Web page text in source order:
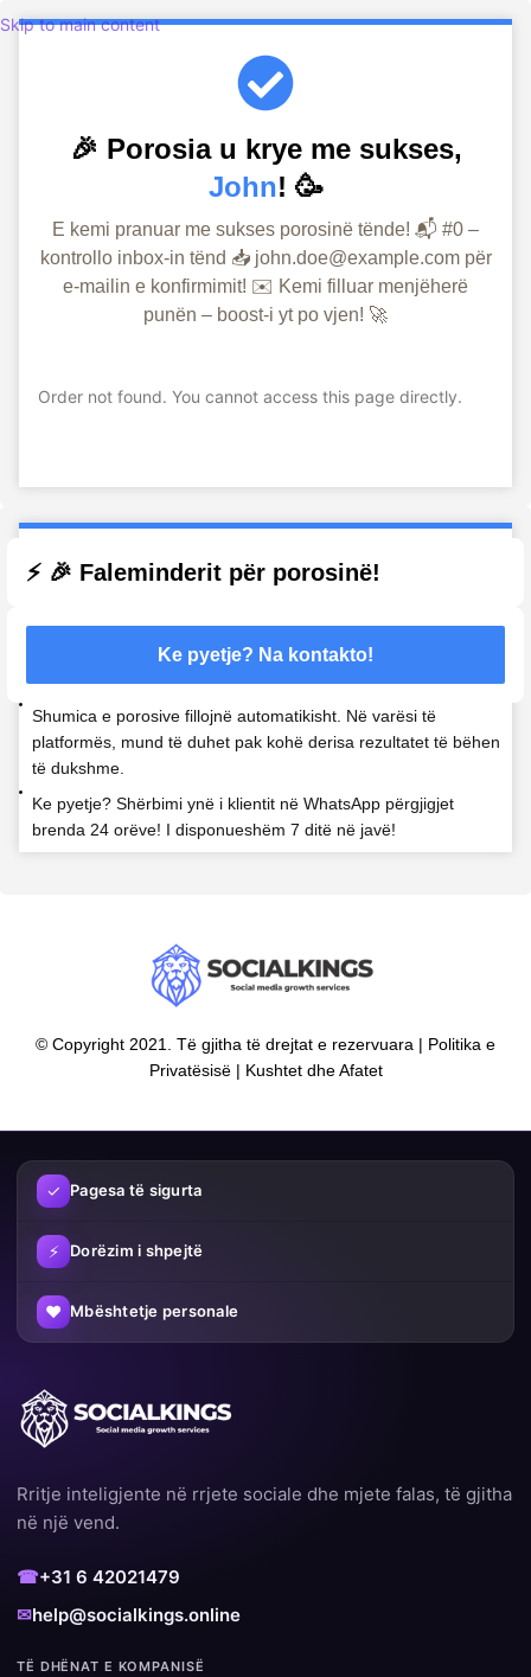
Skip to main content
🎉 Porosia u krye me sukses,
John! 🥳
E kemi pranuar me sukses porosinë tënde! 📬 #0 –
kontrollo inbox-in tënd 📥 john.doe@example.com për
e-mailin e konfirmimit! ✉️ Kemi filluar menjëherë
punën – boost-i yt po vjen! 🚀
Order not found. You cannot access this page directly.
⚡ 🎉 Faleminderit për porosinë!
Ke pyetje? Na kontakto!
Shumica e porosive fillojnë automatikisht. Në varësi të
platformës, mund të duhet pak kohë derisa rezultatet të bëhen
të dukshme.
Ke pyetje? Shërbimi ynë i klientit në WhatsApp përgjigjet
brenda 24 orëve! I disponueshëm 7 ditë në javë!
© Copyright 2021. Të gjitha të drejtat e rezervuara | Politika e
Privatësisë | Kushtet dhe Afatet
✓ Pagesa të sigurta
⚡ Dorëzim i shpejtë
♥ Mbështetje personale
Rritje inteligjente në rrjete sociale dhe mjete falas, të gjitha
në një vend.
☎+31 6 42021479
✉help@socialkings.online
TË DHËNAT E KOMPANISË